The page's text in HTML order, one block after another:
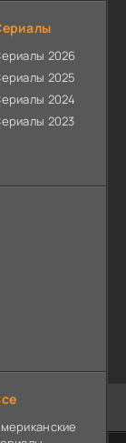
2026
2025
2024
2023